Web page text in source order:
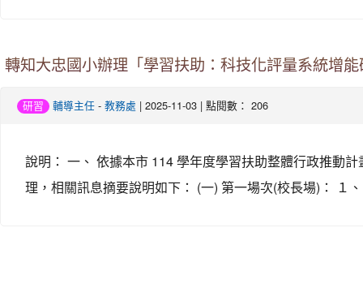
轉知大忠國小辦理「學習扶助：科技化評量系統增能
研習 輔導主任 - 教務處 | 2025-11-03 | 點閱數： 206
說明： 一、 依據本市 114 學年度學習扶助整體行政推動
理，相關訊息摘要說明如下： (一) 第一場次(校長場)： １